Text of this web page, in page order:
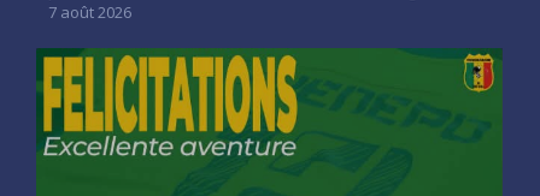
7 août 2026